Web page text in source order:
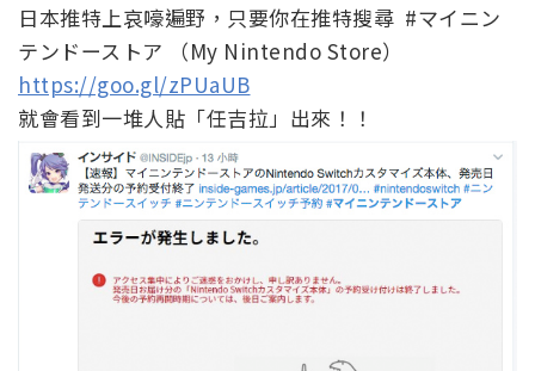
日本推特上哀嚎遍野，只要你在推特搜尋 #マイニン
テンドーストア （My Nintendo Store）
https://goo.gl/zPUaUB
就會看到一堆人貼「任吉拉」出來！！